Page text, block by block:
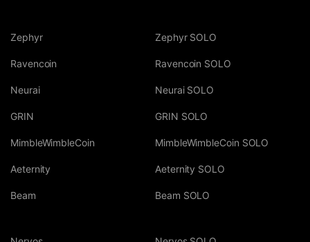
Zephyr
Ravencoin
Neurai
GRIN
MimbleWimbleCoin
Aeternity
Beam
Zephyr SOLO
Ravencoin SOLO
Neurai SOLO
GRIN SOLO
MimbleWimbleCoin SOLO
Aeternity SOLO
Beam SOLO